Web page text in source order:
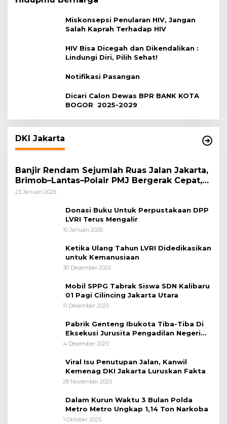
Miskonsepsi Penularan HIV, Jangan
Salah Kaprah Terhadap HIV
HIV Bisa Dicegah dan Dikendalikan :
Lindungi Diri, Pilih Sehat!
Notifikasi Pasangan
Dicari Calon Dewas BPR BANK KOTA
BOGOR 2025-2029
DKI Jakarta
Banjir Rendam Sejumlah Ruas Jalan Jakarta,
Brimob–Lantas–Polair PMJ Bergerak Cepat,
Polri Siagakan 128.247 Personel Secara
23 Januari 2026
Donasi Buku Untuk Perpustakaan DPP
LVRI Terus Mengalir
10 Januari 2026
Ketika Ulang Tahun LVRI Didedikasikan
untuk Kemanusiaan
30 Desember 2025
Mobil SPPG Tabrak Siswa SDN Kalibaru
01 Pagi Cilincing Jakarta Utara
11 Desember 2025
Pabrik Genteng Ibukota Tiba-Tiba Di
Eksekusi Jurusita Pengadilan Negeri
Tangerang, Diduga Cacat Hukum Sejak
4 Desember 2025
Viral Isu Penutupan Jalan, Kanwil
Kemenag DKI Jakarta Luruskan Fakta
28 November 2025
Dalam Kurun Waktu 3 Bulan Polda
Metro Metro Ungkap 1,14 Ton Narkoba
1 Oktober 2025